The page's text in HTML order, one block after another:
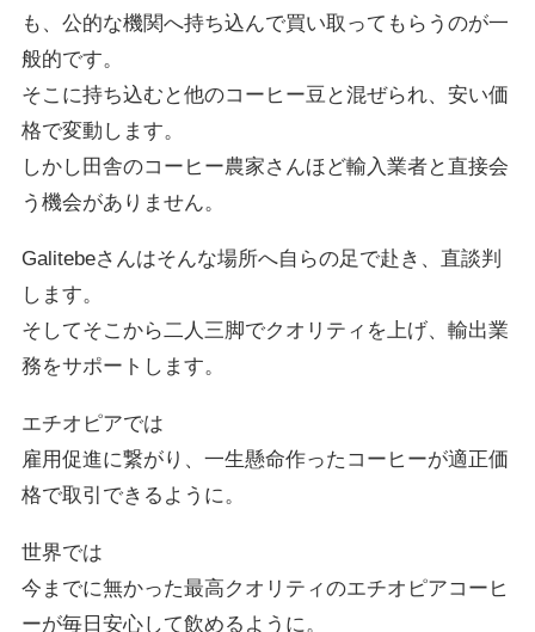
も、公的な機関へ持ち込んで買い取ってもらうのが一
般的です。
そこに持ち込むと他のコーヒー豆と混ぜられ、安い価
格で変動します。
しかし田舎のコーヒー農家さんほど輸入業者と直接会
う機会がありません。
Galitebeさんはそんな場所へ自らの足で赴き、直談判
します。
そしてそこから二人三脚でクオリティを上げ、輸出業
務をサポートします。
エチオピアでは
雇用促進に繋がり、一生懸命作ったコーヒーが適正価
格で取引できるように。
世界では
今までに無かった最高クオリティのエチオピアコーヒ
ーが毎日安心して飲めるように。